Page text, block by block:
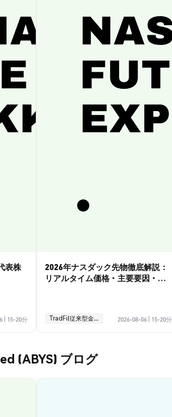
表株
15-20分
2026年ナスダック先物徹底解説：
リアルタイム価格・主要要因・取
TradFi(従来型金融) 2026-08-06 15-20分
(ABYS) ブログ